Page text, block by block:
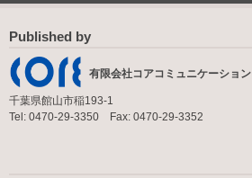
Published by
有限会社コアコミュニケーション
千葉県館山市稲193-1
Tel: 0470-29-3350 Fax: 0470-29-3352